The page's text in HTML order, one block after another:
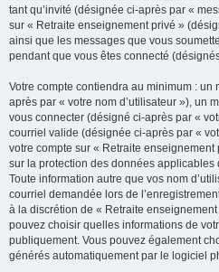
tant qu’invité (désignée ci-après par «
sur « Retraite enseignement privé »
ainsi que les messages que vous
pendant que vous êtes connecté
Votre compte contiendra au minimum : un
après par « votre nom d’utilisateur »), un
vous connecter (désigné ci-après par «
courriel valide (désignée ci-après par «
votre compte sur « Retraite
sur la protection des données
Toute information autre que vos nom
courriel demandée lors de
à la discrétion de « Retraite
pouvez choisir quelles informations de
publiquement. Vous pouvez également
générés automatiquement par le logiciel